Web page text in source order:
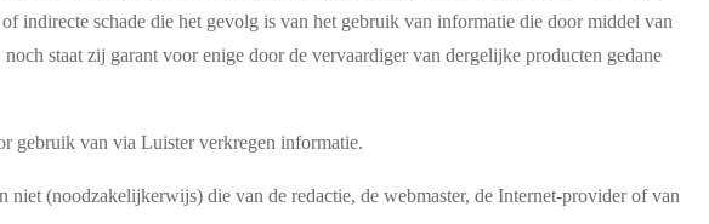
schade die het gevolg is van het gebruik van informatie die door middel van
staat zij garant voor enige door de vervaardiger van dergelijke producten gedane
gebruik van via Luister verkregen informatie.
niet (noodzakelijkerwijs) die van de redactie, de webmaster, de Internet-provider of van